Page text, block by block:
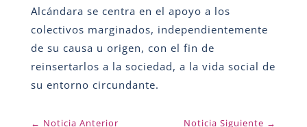
Alcándara se centra en el apoyo a los
colectivos marginados, independientemente
de su causa u origen, con el fin de
reinsertarlos a la sociedad, a la vida social de
su entorno circundante.
← Noticia Anterior Noticia Siguiente →